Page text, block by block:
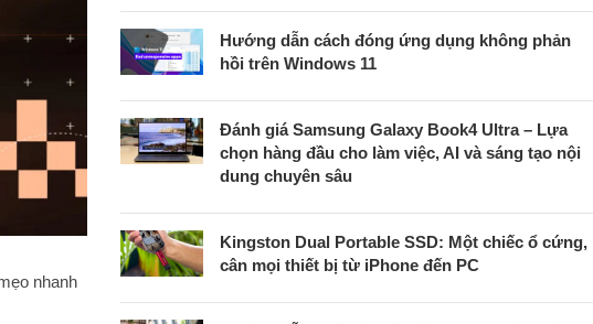
nhanh
Hướng dẫn cách đóng ứng dụng không phản
hồi trên Windows 11
Đánh giá Samsung Galaxy Book4 Ultra – Lựa
chọn hàng đầu cho làm việc, AI và sáng tạo nội
dung chuyên sâu
Kingston Dual Portable SSD: Một chiếc ổ cứng,
cân mọi thiết bị từ iPhone đến PC